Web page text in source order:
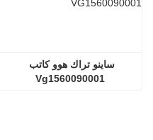
Vg1560090001